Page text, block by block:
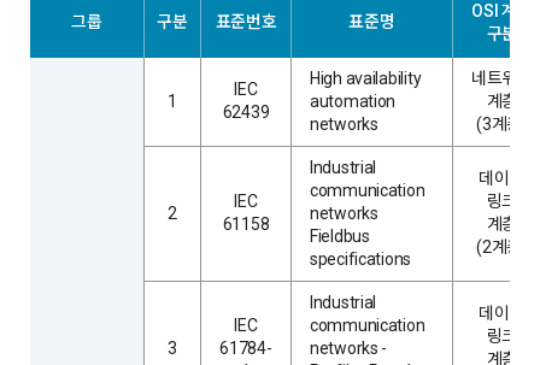
그룹 구분 표준번호 표준명
OSI 계층
구분
1
IEC
62439
High availability
automation
networks
네트워크
계층
(3계층)
2
IEC
61158
Industrial
communication
networks
Fieldbus
specifications
데이터
링크
계층
(2계층)
3
IEC
61784-
Industrial
communication
networks -
데이터
링크
계층